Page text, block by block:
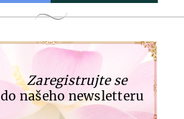
Zaregistrujte se
do našeho newsletteru